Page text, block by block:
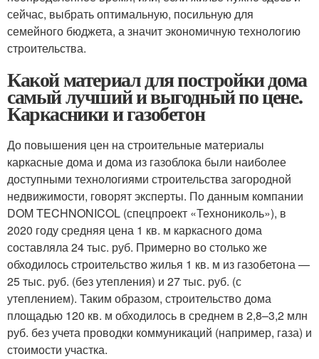
сейчас, выбрать оптимальную, посильную для
семейного бюджета, а значит экономичную технологию
строительства.
Какой материал для постройки дома
самый лучший и выгодный по цене.
Каркасники и газобетон
До повышения цен на строительные материалы
каркасные дома и дома из газоблока были наиболее
доступными технологиями строительства загородной
недвижимости, говорят эксперты. По данным компании
DOM TECHNONICOL (спецпроект «Технониколь»), в
2020 году средняя цена 1 кв. м каркасного дома
составляла 24 тыс. руб. Примерно во столько же
обходилось строительство жилья 1 кв. м из газобетона —
25 тыс. руб. (без утепления) и 27 тыс. руб. (с
утеплением). Таким образом, строительство дома
площадью 120 кв. м обходилось в среднем в 2,8–3,2 млн
руб. без учета проводки коммуникаций (например, газа) и
стоимости участка.